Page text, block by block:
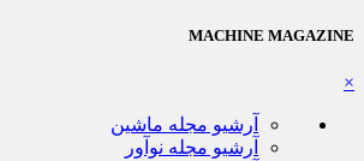
MACHINE MAGAZINE
×
آرشیو مجله ماشین
آرشیو مجله نوآور